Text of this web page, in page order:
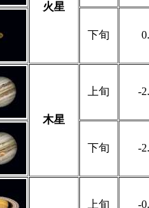
火星
下旬
木星
上旬 -
下旬 -
上旬 -